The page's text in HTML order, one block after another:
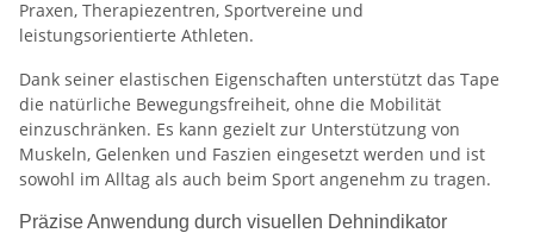
Praxen, Therapiezentren, Sportvereine und
leistungsorientierte Athleten.
Dank seiner elastischen Eigenschaften unterstützt das Tape
die natürliche Bewegungsfreiheit, ohne die Mobilität
einzuschränken. Es kann gezielt zur Unterstützung von
Muskeln, Gelenken und Faszien eingesetzt werden und ist
sowohl im Alltag als auch beim Sport angenehm zu tragen.
Präzise Anwendung durch visuellen Dehnindikator